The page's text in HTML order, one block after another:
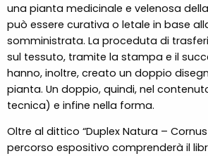
una pianta medicinale e velenosa
può essere curativa o letale in base
somministrata. La proceduta di
sul tessuto, tramite la stampa e il
hanno, inoltre, creato un doppio
pianta. Un doppio, quindi, nel
tecnica) e infine nella forma.
Oltre al dittico “Duplex Natura –
percorso espositivo comprenderà il